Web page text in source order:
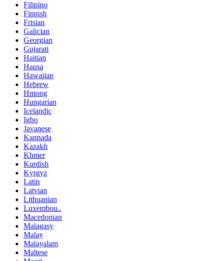
Filipino
Finnish
Frisian
Galician
Georgian
Gujarati
Haitian
Hausa
Hawaiian
Hebrew
Hmong
Hungarian
Icelandic
Igbo
Javanese
Kannada
Kazakh
Khmer
Kurdish
Kyrgyz
Latin
Latvian
Lithuanian
Luxembou..
Macedonian
Malagasy
Malay
Malayalam
Maltese